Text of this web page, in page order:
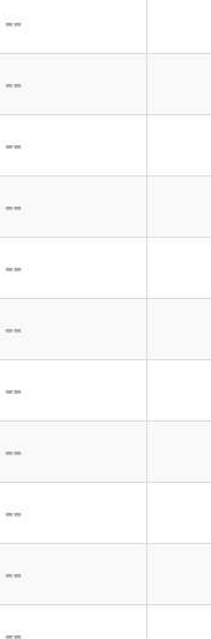
--
--
--
--
--
--
--
--
--
--